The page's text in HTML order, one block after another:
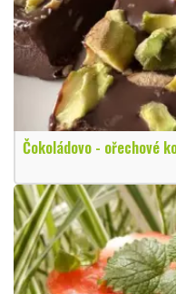
Čokoládovo - ořechové